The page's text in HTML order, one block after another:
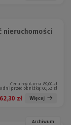
nieruchomości
Cena regularna: 89,00 zł
dni przed obniżką:60,52 zł
62,30 zł Więcej
Archiwum